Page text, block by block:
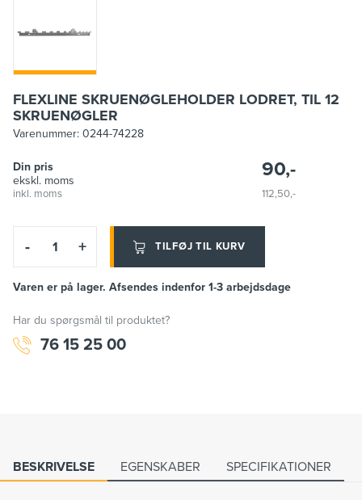
FLEXLINE SKRUENØGLEHOLDER LODRET, TIL 12
SKRUENØGLER
Varenummer: 0244-74228
Din pris
ekskl. moms
90,-
inkl. moms 112,50,-
- + TILFØJ TIL KURV
Varen er på lager. Afsendes indenfor 1-3 arbejdsdage
Har du spørgsmål til produktet?
76 15 25 00
BESKRIVELSE EGENSKABER SPECIFIKATIONER